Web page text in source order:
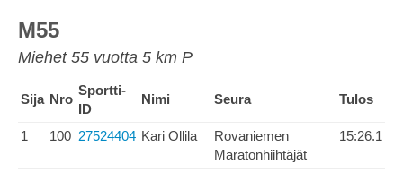
M55
Miehet 55 vuotta 5 km P
Sija Nro
Sportti-
ID
Nimi Seura Tulos
1 100 27524404 Kari Ollila
Rovaniemen
Maratonhiihtäjät
15:26.1